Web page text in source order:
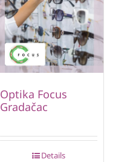
Optika Focus
Gradačac
Details